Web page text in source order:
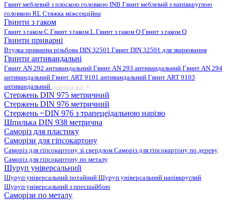
Гвинт меблевий з плоскою головкою INB Гвинт меблевий з напівкруглою
головкою RL Стяжка міжсекційна
Гвинти з гаком
Гвинт з гаком C Гвинт з гаком L Гвинт з гаком O Гвинт з гаком Q
Гвинти приварні
Втулка приварна різьбова DIN 32501 Гвинт DIN 32501 для зварювання
Гвинти антивандальні
Гвинт AN 292 антивандальний Гвинт AN 293 антивандальний Гвинт AN 294
антивандальний Гвинт ART 9101 антивандальний Гвинт ART 9103
антивандальний дивитись все
Стержень DIN 975 метричний
Стержень DIN 976 метричний
Стержень ~DIN 976 з трапецеїдальною нарізю
Шпилька DIN 938 метрична
Саморіз для пластику
Саморізи для гіпсокартону
Саморіз для гіпсокартону зі свердлом Саморіз для гіпсокартону по дереву
Саморіз для гіпсокартону по металу
Шуруп універсальний
Шуруп універсальний потайний Шуруп універсальний напівкруглий
Шуруп універсальний з пресшайбою
Саморізи по металу